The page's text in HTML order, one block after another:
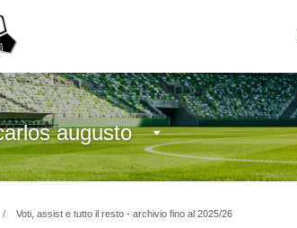
augusto
Voti, assist e tutto il resto - archivio fino al 2025/26